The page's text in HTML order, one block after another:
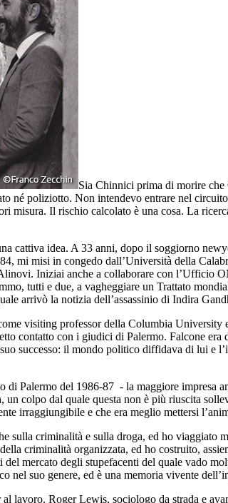
Sia Chinnici prima di morire
né poliziotto. Non intendevo entrare nel
misura. Il rischio calcolato è una cosa. La
cattiva idea. A 33 anni, dopo il soggiorno
mi misi in congedo dall’Università della
Iniziai anche a collaborare con l’Ufficio
tutti e due, a vagheggiare un Trattato
arrivò la notizia dell’assassinio di Indira
visiting professor della Columbia University
contatto con i giudici di Palermo. Falcone
successo: il mondo politico diffidava di lui e
di Palermo del 1986-87 - la maggiore impresa
un colpo dal quale questa non è più riuscita
irraggiungibile e che era meglio mettersi
sulla criminalità e sulla droga, ed ho viaggiato
criminalità organizzata, ed ho costruito,
mercato degli stupefacenti del quale vado
nel suo genere, ed è una memoria vivente
lavoro. Roger Lewis, sociologo da strada e